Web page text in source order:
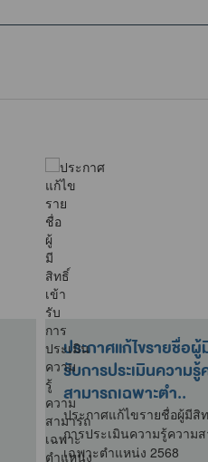
ประกาศแก้ไขรายชื่อผู้
รับการประเมินความรู้
สามารถเฉพาะตำ..
ประกาศแก้ไขรายชื่อผู้มีสิ
การประเมินความรู้ความ
เฉพาะตำแหน่ง 2568